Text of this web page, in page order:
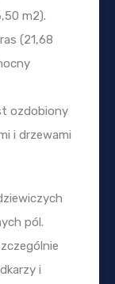
m2).
(21,68
ozdobiony
i drzewami
pól.
i